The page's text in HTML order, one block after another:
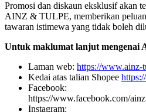
Promosi dan diskaun eksklusif akan
AINZ & TULPE, memberikan
tawaran istimewa yang tidak boleh
Untuk maklumat lanjut
Laman web: https://www.ainz-
Kedai atas talian Shopee
Facebook:
https://www.facebook.com/
Instagram: